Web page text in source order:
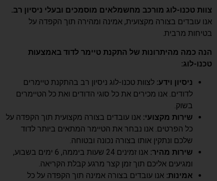
צוות טכנו-לוג מורכב מחשמלאים מוסמכים ובעלי ניסיון רב.
אנו עובדים בצורה מקצועית, אמינה ומהירה תוך הקפדה על
בטיחות מרבית.
הנה כמה מהיתרונות של התקנת טיימר לדוד באמצעות
טכנו-לוג:
ניסיון וידע: לצוות טכנו-לוג ניסיון רב בהתקנת טיימרים
לדודים. אנו מכירים את כל סוגי הדודים ואת כל הטיימרים
בשוק.
שירות מקצועי: אנו עובדים בצורה מקצועית תוך הקפדה על
כל הפרטים. אנו נבחר את הטיימר המתאים ביותר לדוד
שלכם ונתקין אותו בצורה נכונה ובטוחה.
שירות מהיר:
אנו זמינים 24 שעות ביממה, 6 ימים בשבוע,
ומגיעים אליכם תוך זמן קצר מרגע קבלת הקריאה.
אמינות: אנו עובדים בצורה אמינה תוך הקפדה על כל